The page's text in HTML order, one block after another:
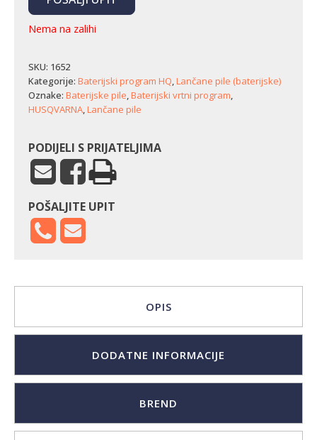
Nema na zalihi
SKU: 1652
Kategorije: Baterijski program HQ,Lančane pile (baterijske)
Oznake: Baterijske pile,Baterijski vrtni program,
HUSQVARNA,Lančane pile
PODIJELI S PRIJATELJIMA
POŠALJITE UPIT
OPIS
DODATNE INFORMACIJE
BREND